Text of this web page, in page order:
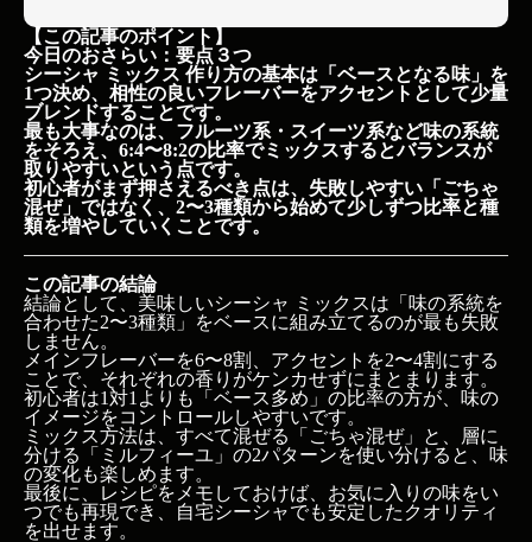
【この記事のポイント】
今日のおさらい：要点３つ
シーシャ ミックス 作り方の基本は「ベースとなる味」を
1つ決め、相性の良いフレーバーをアクセントとして少量
ブレンドすることです。
最も大事なのは、フルーツ系・スイーツ系など味の系統
をそろえ、6:4〜8:2の比率でミックスするとバランスが
取りやすいという点です。
初心者がまず押さえるべき点は、失敗しやすい「ごちゃ
混ぜ」ではなく、2〜3種類から始めて少しずつ比率と種
類を増やしていくことです。
この記事の結論
結論として、美味しいシーシャ ミックスは「味の系統を
合わせた2〜3種類」をベースに組み立てるのが最も失敗
しません。
メインフレーバーを6〜8割、アクセントを2〜4割にする
ことで、それぞれの香りがケンカせずにまとまります。
初心者は1対1よりも「ベース多め」の比率の方が、味の
イメージをコントロールしやすいです。
ミックス方法は、すべて混ぜる「ごちゃ混ぜ」と、層に
分ける「ミルフィーユ」の2パターンを使い分けると、味
の変化も楽しめます。
最後に、レシピをメモしておけば、お気に入りの味をい
つでも再現でき、自宅シーシャでも安定したクオリティ
を出せます。